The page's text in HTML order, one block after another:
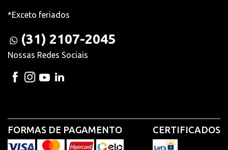
*Exceto feriados
(31) 2107-2045
Nossas Redes Sociais
FORMAS DE PAGAMENTO CERTIFICADOS